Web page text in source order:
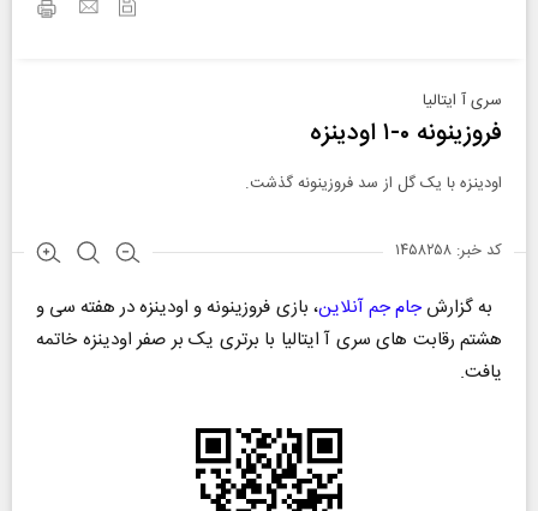
سری آ ایتالیا
فروزینونه ۰-۱ اودینزه
اودینزه با یک گل از سد فروزینونه گذشت.
کد خبر: ۱۴۵۸۲۵۸
به گزارشجام جم آنلاین، بازی فروزینونه و اودینزه در هفته سی و
هشتم رقابت های سری آ ایتالیا با برتری یک بر صفر اودینزه خاتمه
یافت.